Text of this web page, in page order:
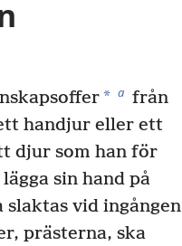
* a från
handjur eller ett
djur som han för
sin hand på
vid ingången
prästerna, ska